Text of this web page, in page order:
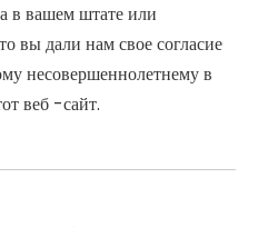
в вашем штате или
вы дали нам свое согласие
несовершеннолетнему в
веб -сайт.